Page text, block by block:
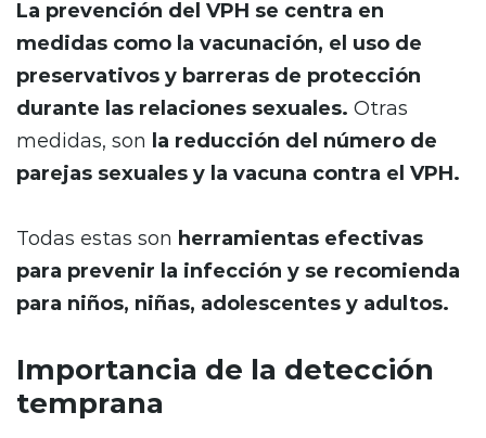
La prevención del VPH se centra en
medidas como la vacunación, el uso de
preservativos y barreras de protección
durante las relaciones sexuales. Otras
medidas, son la reducción del número de
parejas sexuales y la vacuna contra el VPH.
Todas estas son herramientas efectivas
para prevenir la infección y se recomienda
para niños, niñas, adolescentes y adultos.
Importancia de la detección
temprana